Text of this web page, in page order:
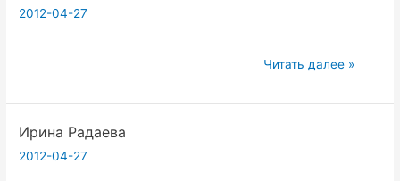
2012-04-27
Ирина
Читать далее »
Ирина Радаева
2012-04-27